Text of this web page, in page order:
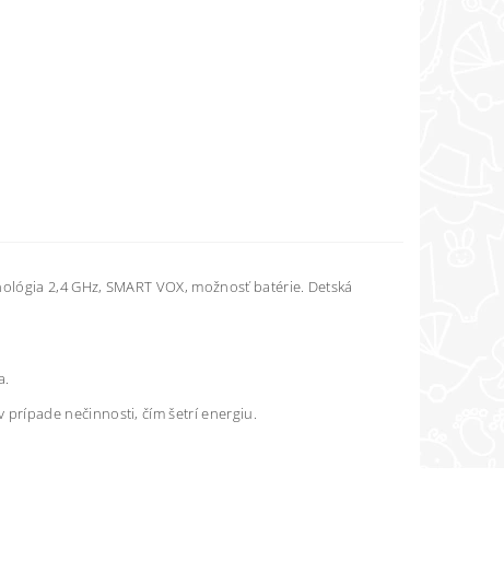
2,4 GHz, SMART VOX, možnosť batérie. Detská
prípade nečinnosti, čím šetrí energiu.